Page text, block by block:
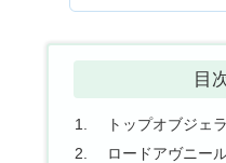
目
トップオブジ
ロードアヴニ